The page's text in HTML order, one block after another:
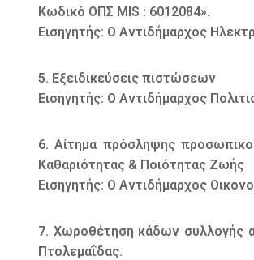
Κωδικό ΟΠΣ MIS : 6012084».
Εισηγητής: Ο Αντιδήμαρχος
5. Εξειδικεύσεις πιστώσεων
Εισηγητής: Ο Αντιδήμαρχος
6. Αίτημα πρόσληψης
Καθαριότητας & Ποιότητας Ζωής
Εισηγητής: Ο Αντιδήμαρχος
7. Χωροθέτηση κάδων συλλογής
Πτολεμαΐδας.